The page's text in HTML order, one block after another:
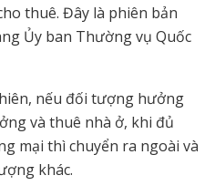
thuê. Đây là phiên bản
Ủy ban Thường vụ Quốc
nếu đối tượng hưởng
và thuê nhà ở, khi đủ
mại thì chuyển ra ngoài và
khác.